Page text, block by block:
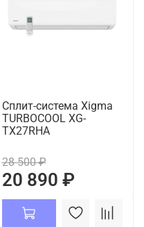
Сплит-система Xigma
TURBOCOOL XG-
TX27RHA
28 500 ₽
20 890 ₽